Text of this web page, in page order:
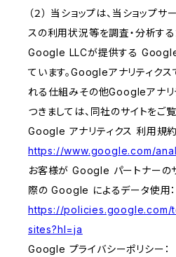
（２） 当ショップは、当ショップ
スの利用状況等を調査・分析す
Google LLCが提供する Google
ています。Googleアナリティク
れる仕組みその他Googleアナリ
つきましては、同社のサイトをご覧
Google アナリティクス 利用規約
https://www.google.com/
お客様が Google パートナーの
際の Google によるデータ使用：
https://
sites?hl=ja
Google プライバシーポリシー：